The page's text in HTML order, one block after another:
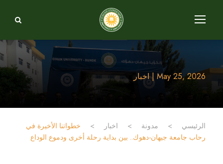
May 25, 2026 | اخبار
الرئيسي > مدونة > اخبار >
خطواتنا الأخيرة في
رحاب جامعة جيهان-دهوك.. بين بداية رحلة أخرى ودموع الوداع